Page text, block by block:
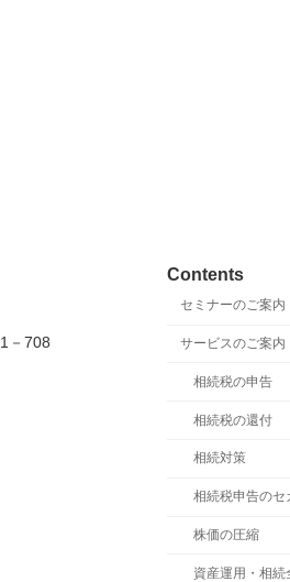
－708
Contents
セミナーのご案内
サービスのご案内
相続税の申告
相続税の還付
相続対策
相続税申告のセ
株価の圧縮
資産運用・相